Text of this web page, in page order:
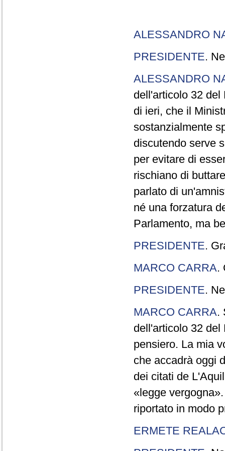
ALESSANDRO
PRESIDENTE.
ALESSANDRO
dell'articolo 32 del
di ieri, che il
sostanzialmente
discutendo serve
per evitare di
rischiano di
parlato di
né una forzatura
Parlamento, ma
PRESIDENTE.
MARCO CARRA.
PRESIDENTE.
MARCO CARRA.
dell'articolo 32 del
pensiero. La mia
che accadrà oggi
dei citati de
«legge
riportato in modo
ERMETE